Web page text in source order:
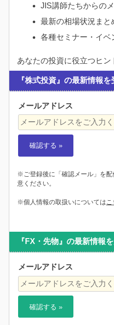
JIS講師たちからの
最新の相場状況まと
各種セミナー・イベ
あなたの投資に役立つヒン
『株式投資』の最新情報を
メールアドレス
※ご登録後に「確認メール」を
意ください。
※個人情報の取扱いについてはこ
『FX・先物』の最新情報
メールアドレス